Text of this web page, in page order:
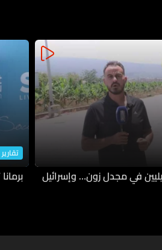
في مجدل زون… وإسرائيل